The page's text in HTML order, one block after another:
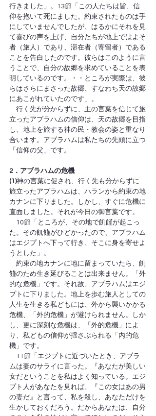
行きました」。13節「この人たちは皆、信
仰を抱いて死にました。約束されたものは手
にしていませんでしたが、はるかにそれを見
て喜びの声を上げ、自分たちが地上ではよそ
者（旅人）であり、滞在者（寄留者）である
ことを告白したのです。彼らはこのように言
うことで、自分の故郷を求めていることを表
明しているのです。・・ところが実際は、彼
らはさらにまさった故郷、すなわち天の故郷
にあこがれていたのです」。
行く先が分からずに、主の言葉を信じて旅
立ったアブラハムの信仰は、天の故郷を目指
し、地上を旅する神の民・教会の姿と重なり
合います。アブラハムは私たちの先頭に立つ
「信仰の父」です。
2．アブラハムの危機
(1)神の言葉に促され、行く先も分からずに
旅立ったアブラハムは、ハランから約束の地
カナンに下りました。しかし、すぐに危機に
直面しました。それが今日の御言葉です。
10節「ところが、その地で飢饉が起こっ
た。その飢饉がひどかったので、アブラハム
はエジプトへ下って行き、そこに身を寄せよ
うとした」。
約束の地カナンに地に留まっていたら、飢
饉のため生き延びることは出来ません。「外
的な危機」です。それ故、アブラハムはエジ
プトに下りました。地上を歩む旅人としての
人生を生きる私どもには、外から襲いかかる
危機、「外的危機」が避けられません。しか
し、更に深刻な危機は、「外的危機」によ
り、私どもの信仰が揺さぶられる「内的危
機」です。
11節「エジプトに近づいたとき、アブラ
ムは妻のサライに言った。『あなたが美しい
女だということを私はよく知っている。エジ
プト人があなたを見れば、『この女はあの男
の妻だ』と言って、私を殺し、あなただけを
生かしておくだろう。だからあなたは、自分